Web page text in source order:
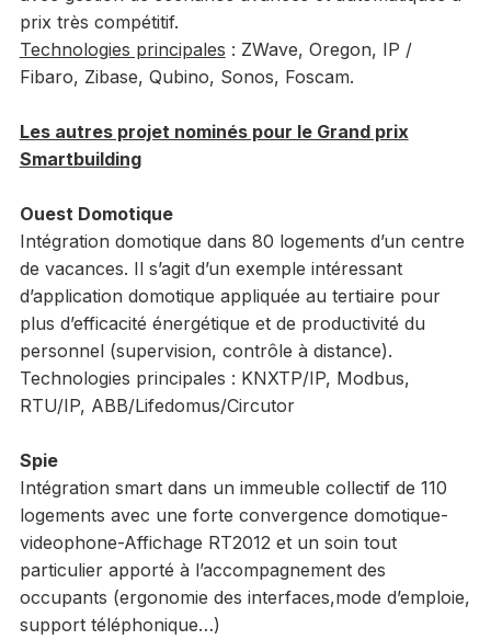
prix très compétitif.
Technologies principales : ZWave, Oregon, IP /
Fibaro, Zibase, Qubino, Sonos, Foscam.
Les autres projet nominés pour le Grand prix
Smartbuilding
Ouest Domotique
Intégration domotique dans 80 logements d’un centre
de vacances. Il s’agit d’un exemple intéressant
d’application domotique appliquée au tertiaire pour
plus d’efficacité énergétique et de productivité du
personnel (supervision, contrôle à distance).
Technologies principales : KNXTP/IP, Modbus,
RTU/IP, ABB/Lifedomus/Circutor
Spie
Intégration smart dans un immeuble collectif de 110
logements avec une forte convergence domotique-
videophone-Affichage RT2012 et un soin tout
particulier apporté à l’accompagnement des
occupants (ergonomie des interfaces,mode d’emploie,
support téléphonique…)